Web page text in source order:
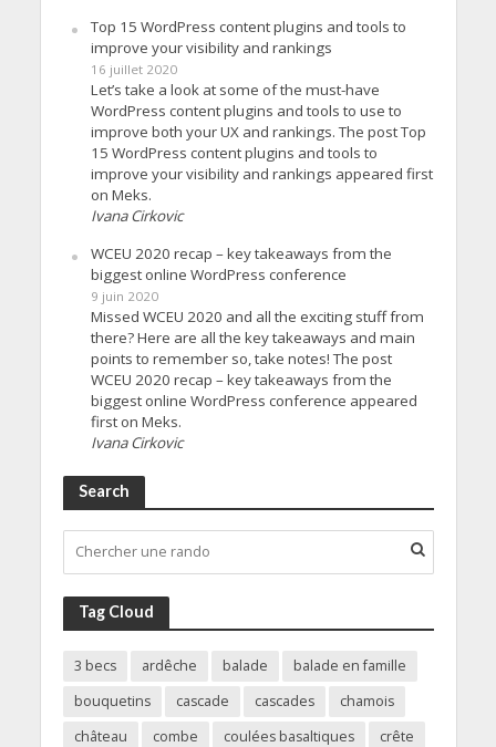
Top 15 WordPress content plugins and tools to
improve your visibility and rankings
16 juillet 2020
Let’s take a look at some of the must-have
WordPress content plugins and tools to use to
improve both your UX and rankings. The post Top
15 WordPress content plugins and tools to
improve your visibility and rankings appeared first
on Meks.
Ivana Cirkovic
WCEU 2020 recap – key takeaways from the
biggest online WordPress conference
9 juin 2020
Missed WCEU 2020 and all the exciting stuff from
there? Here are all the key takeaways and main
points to remember so, take notes! The post
WCEU 2020 recap – key takeaways from the
biggest online WordPress conference appeared
first on Meks.
Ivana Cirkovic
Search
Tag Cloud
3 becs ardêche balade
balade en famille
bouquetins
cascade cascades
chamois
château
combe coulées basaltiques
crête